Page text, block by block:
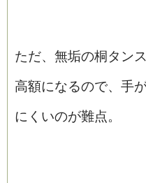
ただ、無垢の桐タンス
高額になるので、手
にくいのが難点。